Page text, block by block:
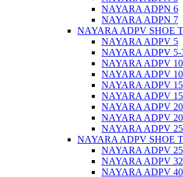
NAYARA ADPN 6
NAYARA ADPN 7
NAYARA ADPV SHOE
NAYARA ADPV 5
NAYARA ADPV 5-
NAYARA ADPV 10
NAYARA ADPV
NAYARA ADPV 15
NAYARA ADPV
NAYARA ADPV 20
NAYARA ADPV
NAYARA ADPV 25
NAYARA ADPV SHOE
NAYARA ADPV
NAYARA ADPV 32
NAYARA ADPV 40